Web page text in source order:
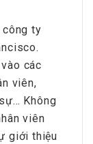
ty
các
viên,
Không
viên
giới thiệu